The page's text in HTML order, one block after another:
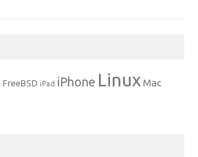
FreeBSD iPad iPhone Linux Mac